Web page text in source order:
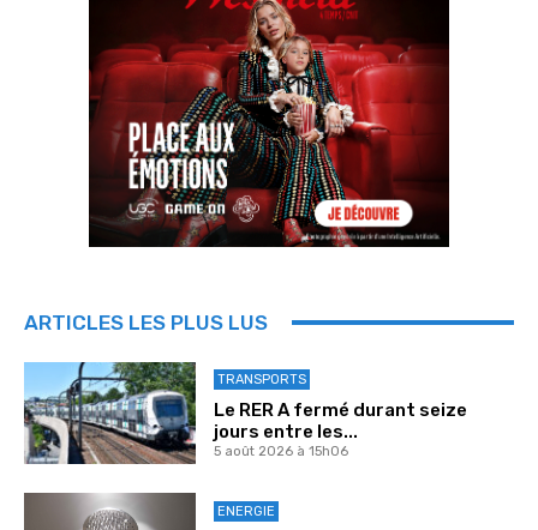
ARTICLES LES PLUS LUS
TRANSPORTS
Le RER A fermé durant seize
jours entre les...
5 août 2026 à 15h06
ENERGIE